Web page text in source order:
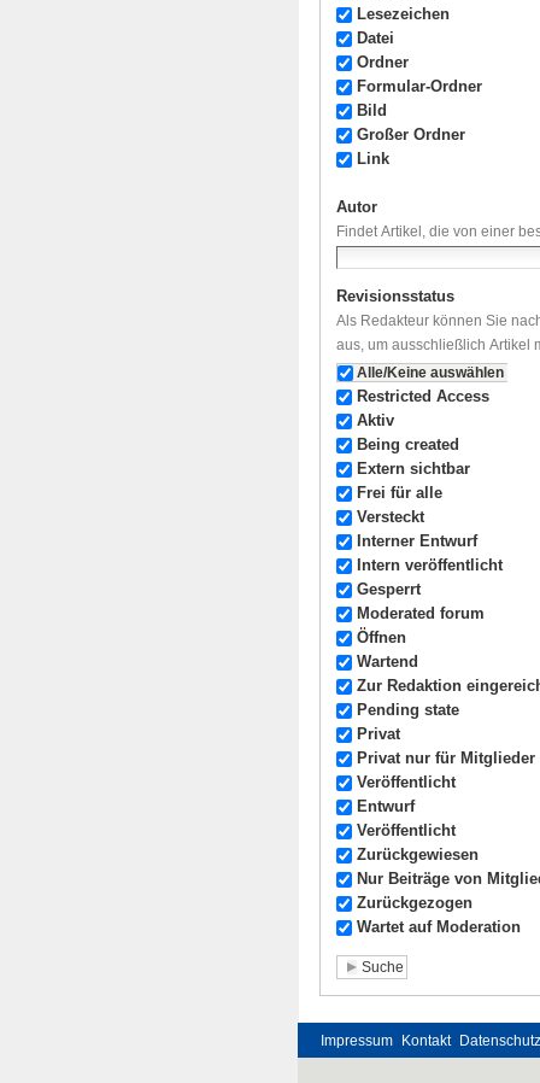
Lesezeichen
Datei
Ordner
Formular-Ordner
Bild
Großer Ordner
Link
Autor
Findet Artikel, die von einer
Revisionsstatus
Als Redakteur können Sie
aus, um ausschließlich Artikel
Alle/Keine auswählen
Restricted Access
Aktiv
Being created
Extern sichtbar
Frei für alle
Versteckt
Interner Entwurf
Intern veröffentlicht
Gesperrt
Moderated forum
Öffnen
Wartend
Zur Redaktion
Pending state
Privat
Privat nur für Mitglieder
Veröffentlicht
Entwurf
Veröffentlicht
Zurückgewiesen
Nur Beiträge von
Zurückgezogen
Wartet auf Moderation
Impressum Kontakt Datenschutz